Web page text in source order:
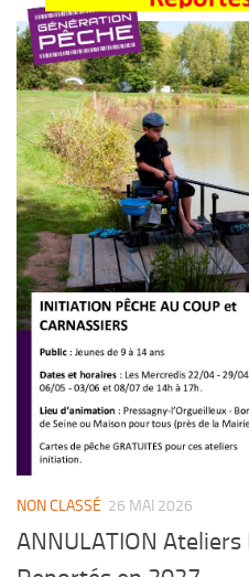
NON CLASSÉ 26 MAI 2026
ANNULATION